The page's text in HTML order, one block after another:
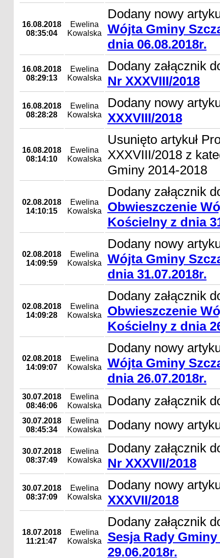
16.08.2018
08:35:04
Ewelina
Kowalska
Dodany nowy
Wójta Gminy
dnia 06.08.2018r.
16.08.2018
08:29:13
Ewelina
Kowalska
Dodany załącznik
Nr XXXVIII/2018
16.08.2018
08:28:28
Ewelina
Kowalska
Dodany nowy
XXXVIII/2018
16.08.2018
08:14:10
Ewelina
Kowalska
Usunięto artykuł
XXXVIII/2018 z
Gminy 2014-2018
02.08.2018
14:10:15
Ewelina
Kowalska
Dodany załącznik
Obwieszczenie
Kościelny z dnia
02.08.2018
14:09:59
Ewelina
Kowalska
Dodany nowy
Wójta Gminy
dnia 31.07.2018r.
02.08.2018
14:09:28
Ewelina
Kowalska
Dodany załącznik
Obwieszczenie
Kościelny z dnia
02.08.2018
14:09:07
Ewelina
Kowalska
Dodany nowy
Wójta Gminy
dnia 26.07.2018r.
30.07.2018
08:46:06
Ewelina
Kowalska
Dodany załącznik
30.07.2018
08:45:34
Ewelina
Kowalska
Dodany nowy
30.07.2018
08:37:49
Ewelina
Kowalska
Dodany załącznik
Nr XXXVII/2018
30.07.2018
08:37:09
Ewelina
Kowalska
Dodany nowy
XXXVII/2018
18.07.2018
11:21:47
Ewelina
Kowalska
Dodany załącznik
Sesja Rady
29.06.2018r.